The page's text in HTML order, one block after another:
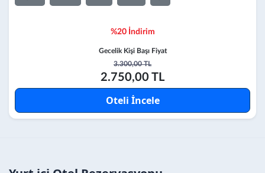
%20 İndirim
Gecelik Kişi Başı Fiyat
3.300,00 TL
2.750,00 TL
Oteli İncele